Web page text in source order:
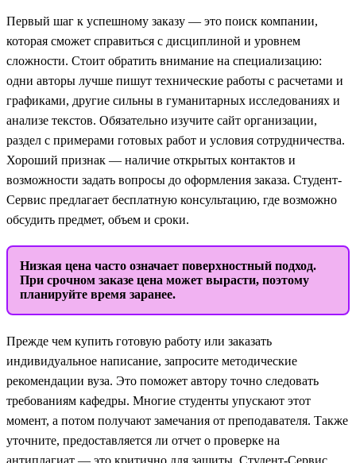
Первый шаг к успешному заказу — это поиск компании,
которая сможет справиться с дисциплиной и уровнем
сложности. Стоит обратить внимание на специализацию:
одни авторы лучше пишут технические работы с расчетами и
графиками, другие сильны в гуманитарных исследованиях и
анализе текстов. Обязательно изучите сайт организации,
раздел с примерами готовых работ и условия сотрудничества.
Хороший признак — наличие открытых контактов и
возможности задать вопросы до оформления заказа. Студент-
Сервис предлагает бесплатную консультацию, где возможно
обсудить предмет, объем и сроки.
Низкая цена часто означает поверхностный подход.
При срочном заказе цена может вырасти, поэтому
планируйте время заранее.
Прежде чем купить готовую работу или заказать
индивидуальное написание, запросите методические
рекомендации вуза. Это поможет автору точно следовать
требованиям кафедры. Многие студенты упускают этот
момент, а потом получают замечания от преподавателя. Также
уточните, предоставляется ли отчет о проверке на
антиплагиат — это критично для защиты. Студент-Сервис